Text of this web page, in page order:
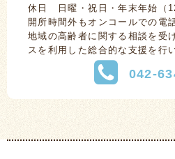
休日 日曜・祝日・年末年始（
開所時間外もオンコールでの電
地域の高齢者に関する相談を受
スを利用した総合的な支援を行
042-